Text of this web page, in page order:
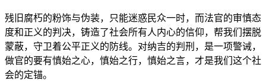
残旧腐朽的粉饰与伪装，只能迷惑民众一时，而法官的审慎态
度和正义的判决，铸造了社会所有人内心的信仰，帮我们摆脱
蒙蔽，守卫着公平正义的防线。 对纳吉的判刑，是一项警诫，
做官的要有慎始之心，慎始之行，慎始之言，才是我们这个社
会的定锚。